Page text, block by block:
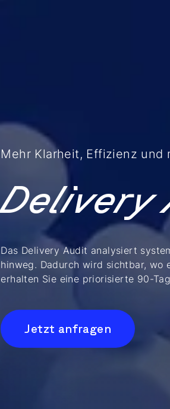
Mehr Klarheit, Effizienz und
Delivery
Das Delivery Audit analysiert
hinweg. Dadurch wird sichtbar, wo
erhalten Sie eine priorisierte 90-
Jetzt anfragen